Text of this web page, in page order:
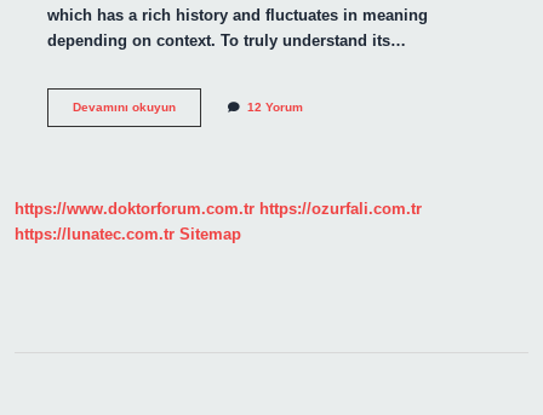
which has a rich history and fluctuates in meaning
depending on context. To truly understand its…
Devamını okuyunWhat
?
12 Yorum
https://www.doktorforum.com.tr https://ozurfali.com.tr
https://lunatec.com.tr Sitemap